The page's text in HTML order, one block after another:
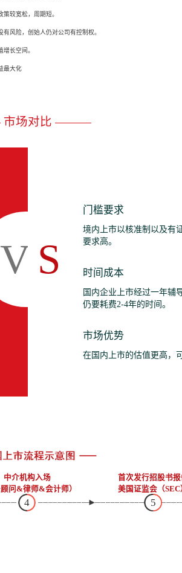
策较宽松，周期短。
有风险，创始人仍对公司有控制权。
增长空间。
最大化
市场对比
V
门槛要求
境内上市以核准制以及有
要求高。
时间成本
国内企业上市经过一年辅
仍要耗费2-4年的时间。
市场优势
在国内上市的估值更高，
S
中介机构入场
顾问&律师&会计师）
4
首次发行招股书报
美国证监会（SEC
5